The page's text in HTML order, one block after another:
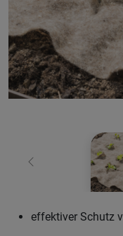
Zurück
effektiver Schutz